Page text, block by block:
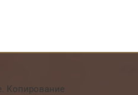
Копирование